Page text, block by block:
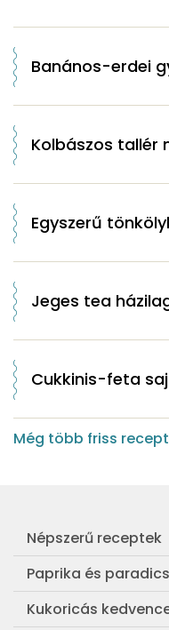
Banános-erdei
Kolbászos tallér
Egyszerű
Jeges tea
Cukkinis-feta
Még több friss recept
Népszerű receptek
Frankfurti leves
Egyszerű muffin
Paprika és
Pan con Tomate
Kukoricás